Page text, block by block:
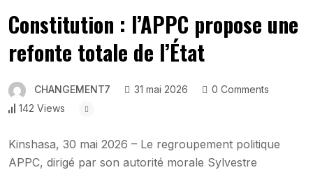
Constitution : l’APPC propose une
refonte totale de l’État
CHANGEMENT7 31 mai 2026
0 Comments
142 Views
Kinshasa, 30 mai 2026 – Le regroupement politique
APPC, dirigé par son autorité morale Sylvestre